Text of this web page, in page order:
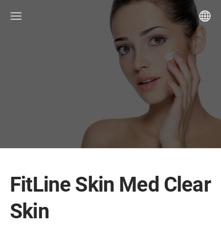
FitLine Skin Med Clear
Skin